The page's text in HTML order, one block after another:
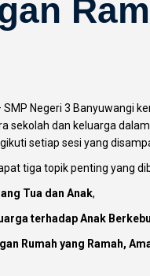
SMP Negeri 3 Banyuwangi
sekolah dan keluarga
setiap sesi yang
tiga topik penting yang
Tua dan Anak,
terhadap Anak
Rumah yang Ramah,